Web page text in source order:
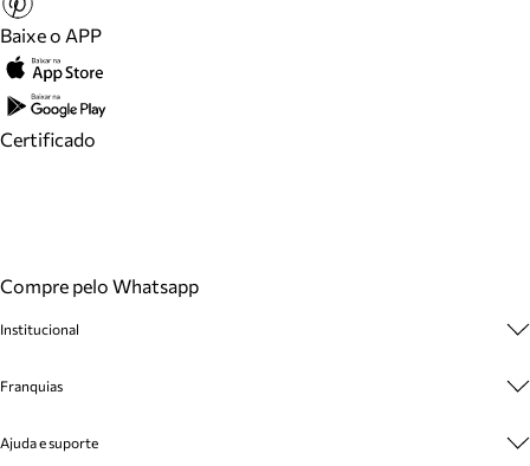
Baixe o APP
Certificado
Compre pelo Whatsapp
Institucional
Cashback
Venda Corporativa
Franquias
Plano de Negócio
Ajuda e suporte